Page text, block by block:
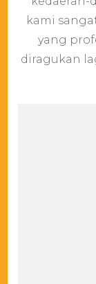
kami
yang
diragukan